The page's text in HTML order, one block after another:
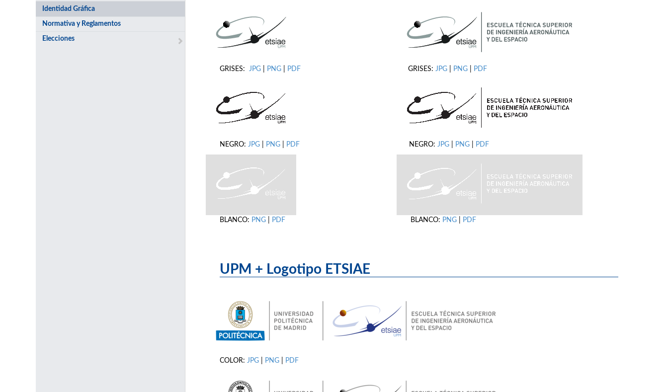
Identidad Gráfica
Normativa y Reglamentos
Elecciones
GRISES: JPG PNG PDF GRISES: JPG PNG PDF
NEGRO: JPG PNG PDF NEGRO: JPG PNG PDF
BLANCO: PNG PDF BLANCO: PNG PDF
UPM + Logotipo ETSIAE
COLOR: JPG PNG PDF